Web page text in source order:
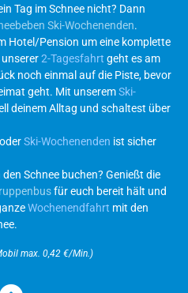
Tag im Schnee nicht? Dann
Ski-Wochenenden.
Hotel/Pension um eine komplette
unserer2-Tagesfahrt geht es am
noch einmal auf die Piste, bevor
geht. Mit unseremSki-
deinem Alltag und schaltest über
oderSki-Wochenenden ist sicher
den Schnee buchen? Genießt die
für euch bereit hält und
Wochenendfahrt mit den
max. 0,42 €/Min.)